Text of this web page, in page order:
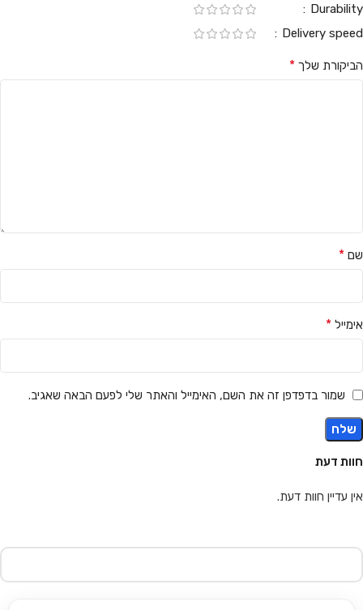
חוות דעת
אין עדיין חוות דעת.
Durability
Delivery speed
הביקורת שלך *
שם *
אימייל *
שמור בדפדפן זה את השם, האימייל והאתר שלי לפעם הבאה שאגיב.